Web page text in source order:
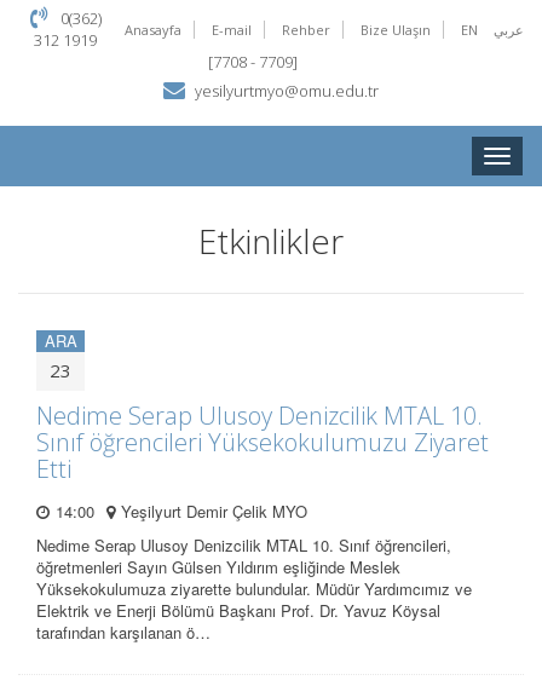
Anasayfa E-mail Rehber Bize Ulaşın EN عربي
0(362)
312 1919
[7708 - 7709]
yesilyurtmyo@omu.edu.tr
Toggle
Etkinlikler
ARA
23
Nedime Serap Ulusoy Denizcilik MTAL 10.
Sınıf öğrencileri Yüksekokulumuzu Ziyaret
Etti
14:00
Yeşilyurt Demir Çelik MYO
Nedime Serap Ulusoy Denizcilik MTAL 10. Sınıf öğrencileri,
öğretmenleri Sayın Gülsen Yıldırım eşliğinde Meslek
Yüksekokulumuza ziyarette bulundular. Müdür Yardımcımız ve
Elektrik ve Enerji Bölümü Başkanı Prof. Dr. Yavuz Köysal
tarafından karşılanan ö…